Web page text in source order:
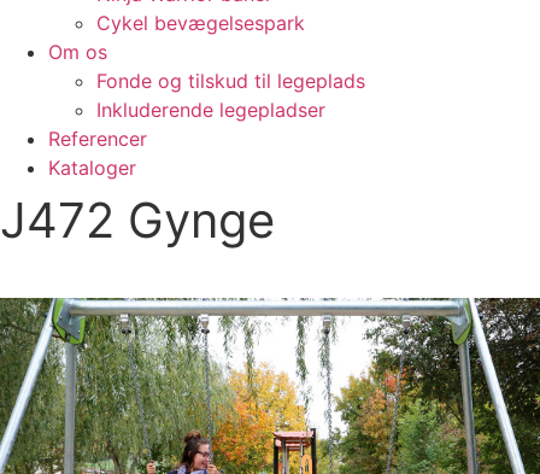
Cykel bevægelsespark
Om os
Fonde og tilskud til legeplads
Inkluderende legepladser
Referencer
Kataloger
J472 Gynge